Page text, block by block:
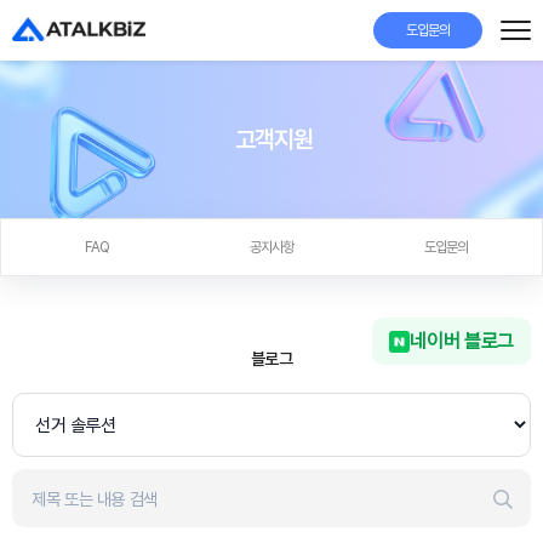
도입문의
고객지원
FAQ 공지사항 도입문의
블로그
네이버 블로그